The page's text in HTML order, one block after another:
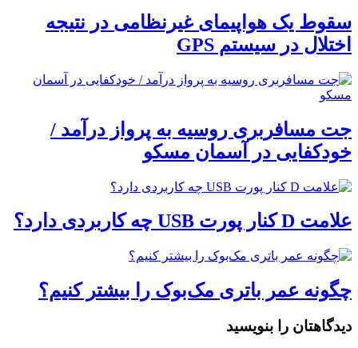
سقوط یک هواپیمای غیرنظامی در نتیجه
اختلال در سیستم‌ GPS
جت مسافربری روسیه به پرواز درآمد /
خودکفایی در آسمان مسکو
علامت D کنار پورت USB چه کاربردی دارد؟
چگونه عمر باتری مک‌بوک را بیشتر کنیم؟
دیدگاهتان را بنویسید